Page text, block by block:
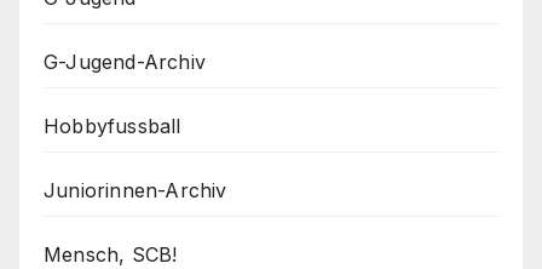
G-Jugend-Archiv
Hobbyfussball
Juniorinnen-Archiv
Mensch, SCB!